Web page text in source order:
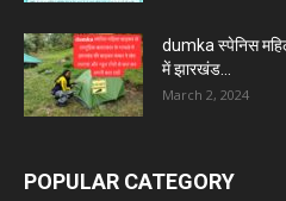
dumka स्पेनिस
में झारखंड...
March 2, 2024
POPULAR CATEGORY